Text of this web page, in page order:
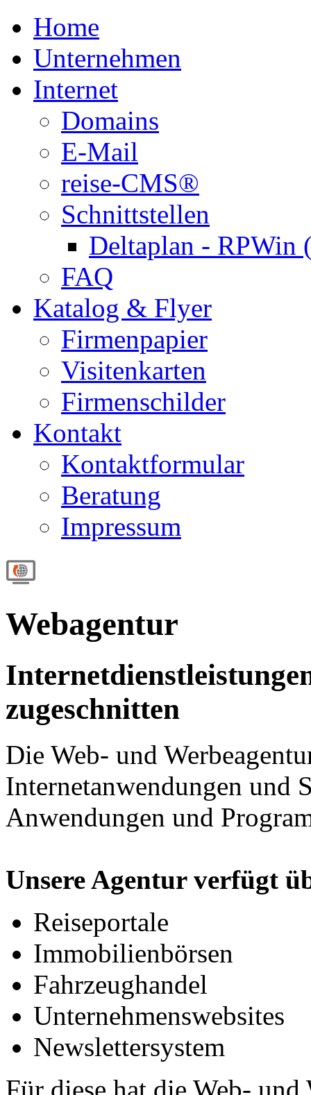
Home
Unternehmen
Internet
Domains
E-Mail
reise-CMS®
Schnittstellen
Deltaplan - RPWin
FAQ
Katalog & Flyer
Firmenpapier
Visitenkarten
Firmenschilder
Kontakt
Kontaktformular
Beratung
Impressum
Webagentur
zugeschnitten
Die Web- und
Internetanwendungen und
Anwendungen und
Unsere Agentur verfügt
Reiseportale
Immobilienbörsen
Fahrzeughandel
Unternehmenswebsites
Newslettersystem